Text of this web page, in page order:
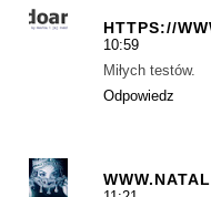
HTTPS://
10:59
Miłych testów.
Odpowiedz